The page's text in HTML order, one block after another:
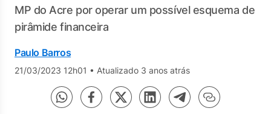
MP do Acre por operar um possível esquema de
pirâmide financeira
Paulo Barros
21/03/2023 12h01 • Atualizado 3 anos atrás